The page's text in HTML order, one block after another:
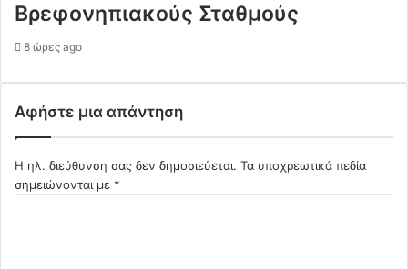
Βρεφονηπιακούς Σταθμούς
8 ώρες ago
Αφήστε μια απάντηση
Η ηλ. διεύθυνση σας δεν δημοσιεύεται. Τα υποχρεωτικά πεδία
σημειώνονται με *